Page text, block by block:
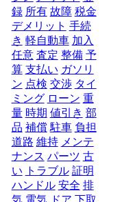
録 所有 故障 税金
デメリット 手続
き 軽自動車 加入
任意 査定 整備 予
算 支払い ガソリ
ン 点検 交渉 タイ
ミング ローン 重
量 時期 値引き 部
品 補償 駐車 負担
道路 維持 メンテ
ナンス パーツ 古
い
トラブル 証明
ハンドル 安全 排
気 電気 ドア 下取